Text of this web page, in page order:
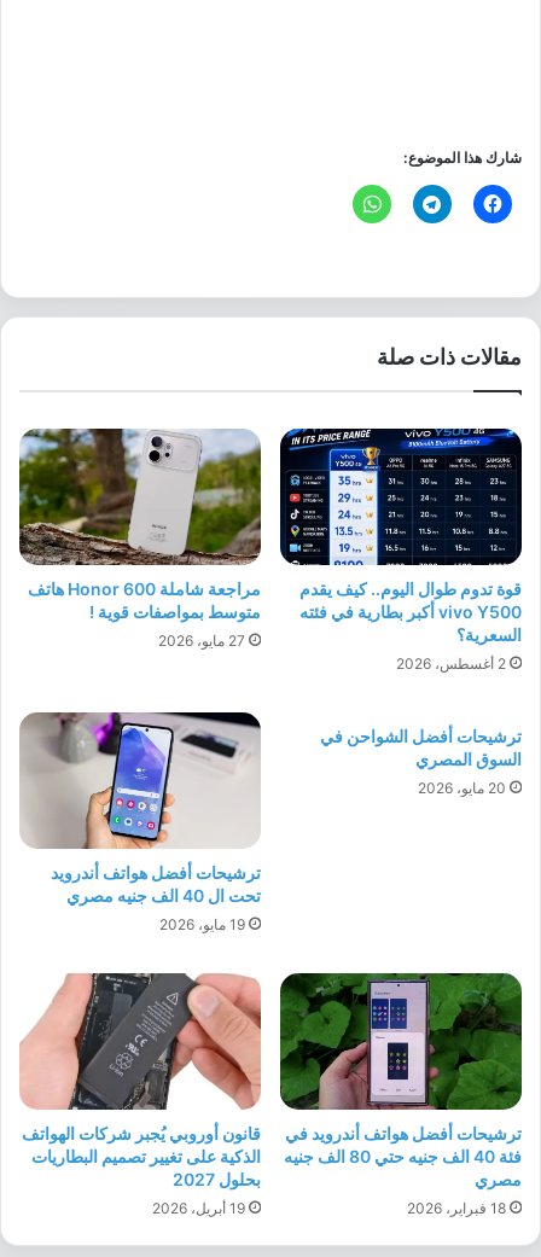
شارك هذا الموضوع:
مقالات ذات صلة
قوة تدوم طوال اليوم.. كيف يقدم
vivo Y500 أكبر بطارية في فئته
السعرية؟
2 أغسطس، 2026
مراجعة شاملة Honor 600 هاتف
متوسط بمواصفات قوية !
27 مايو، 2026
ترشيحات أفضل الشواحن في
السوق المصري
20 مايو، 2026
ترشيحات أفضل هواتف أندرويد
تحت ال 40 الف جنيه مصري
19 مايو، 2026
ترشيحات أفضل هواتف أندرويد في
فئة 40 الف جنيه حتي 80 الف جنيه
مصري
18 فبراير، 2026
قانون أوروبي يُجبر شركات الهواتف
الذكية على تغيير تصميم البطاريات
بحلول 2027
19 أبريل، 2026